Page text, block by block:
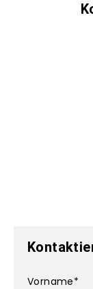
Vorname*